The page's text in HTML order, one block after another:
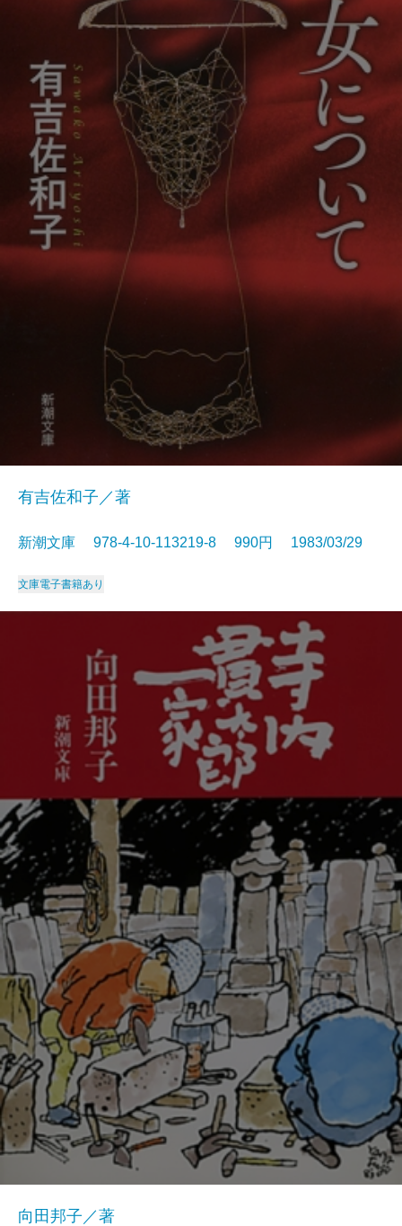
有吉佐和子／著
新潮文庫 978-4-10-113219-8 990円 1983/03/29
文庫電子書籍あり
向田邦子／著